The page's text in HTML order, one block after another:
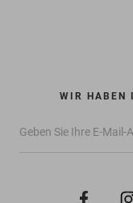
WIR HABEN